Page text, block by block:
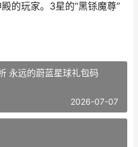
的玩家。3星的“黑铩魔尊”
永远的蔚蓝星球礼包码
2026-07-07